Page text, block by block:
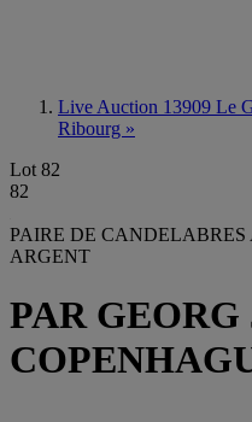
Live Auction 13909 Le
Ribourg »
Lot 82
82
PAIRE DE
ARGENT
PAR GEORG